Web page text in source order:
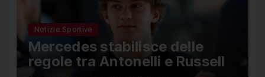
Notizie Sportive
Mercedes stabilisce delle
regole tra Antonelli e Russell